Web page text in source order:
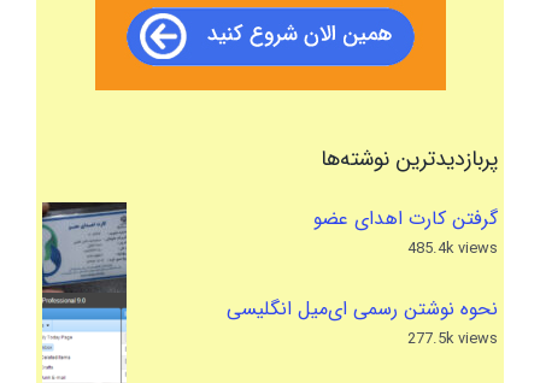
پربازدیدترین نوشته‌ها
گرفتن کارت اهدای عضو
485.4k views
نحوه نوشتن رسمی ای‌میل انگلیسی
277.5k views